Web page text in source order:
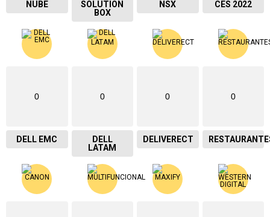
NUBE
SOLUTION
BOX
NSX CES 2022
0
DELL EMC
0
DELL
LATAM
0
DELIVERECT
0